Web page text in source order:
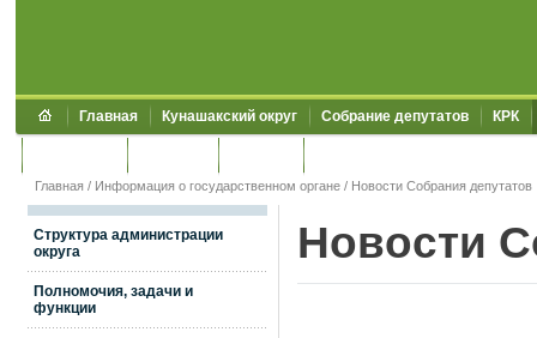
Главная Кунашакский округ Собрание депутатов КРК
Главная / Информация о государственном органе / Новости Собрания депутатов
Структура администрации
округа
Полномочия, задачи и
функции
Новости